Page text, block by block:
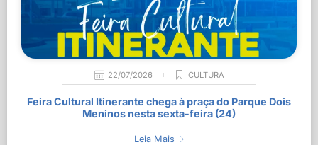
22/07/2026 CULTURA
Feira Cultural Itinerante chega à praça do Parque Dois
Meninos nesta sexta-feira (24)
Leia Mais